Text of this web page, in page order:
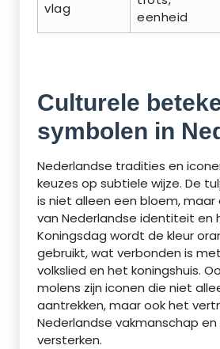
vlag
eenheid
Culturele
symbolen in
Nederlandse tradities en
keuzes op subtiele wijze. De
is niet alleen een bloem,
van Nederlandse identiteit en
Koningsdag wordt de kleur
gebruikt, wat verbonden is
volkslied en het koningshuis.
molens zijn iconen die niet
aantrekken, maar ook het
Nederlandse vakmanschap
versterken.